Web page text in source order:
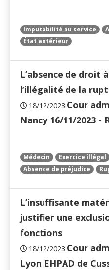
Imputabilité au service
État antérieur
L’absence de droit
l’illégalité de la
18/12/2023 Cour
Nancy 16/11/2023 -
Médecin Exercice illégal
Absence de préjudice
L’insuffisante
justifier une
fonctions
18/12/2023 Cour
Lyon EHPAD de